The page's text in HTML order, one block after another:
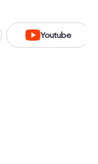
Youtube